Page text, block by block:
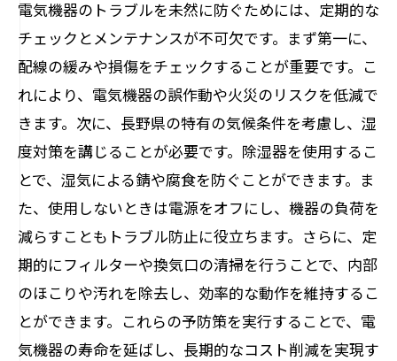
電気機器のトラブルを未然に防ぐためには、定期的な
チェックとメンテナンスが不可欠です。まず第一に、
配線の緩みや損傷をチェックすることが重要です。こ
れにより、電気機器の誤作動や火災のリスクを低減で
きます。次に、長野県の特有の気候条件を考慮し、湿
度対策を講じることが必要です。除湿器を使用するこ
とで、湿気による錆や腐食を防ぐことができます。ま
た、使用しないときは電源をオフにし、機器の負荷を
減らすこともトラブル防止に役立ちます。さらに、定
期的にフィルターや換気口の清掃を行うことで、内部
のほこりや汚れを除去し、効率的な動作を維持するこ
とができます。これらの予防策を実行することで、電
気機器の寿命を延ばし、長期的なコスト削減を実現す